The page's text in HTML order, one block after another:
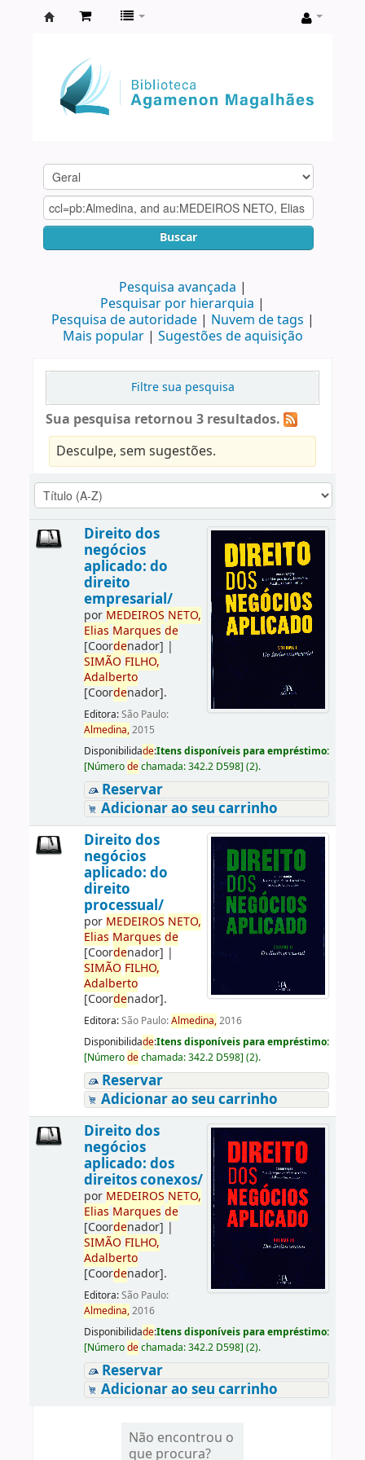
Agamenon
Magalhães
Buscar
Pesquisa avançada
Pesquisar por hierarquia
Pesquisa de autoridade
Nuvem de tags
Mais popular
Sugestões de aquisição
Filtre sua pesquisa
Sua pesquisa retornou 3 resultados.
Desculpe, sem sugestões.
Direito dos
negócios
aplicado: do
direito
empresarial/
por MEDEIROS NETO,
Elias Marques de
[Coordenador] |
SIMÃO FILHO,
Adalberto
[Coordenador].
Editora:São Paulo:
Almedina,2015
Disponibilidade:Itens disponíveis para empréstimo:
[Númerodechamada:342.2 D598] (2).
Reservar
Adicionar ao seu carrinho
Direito dos
negócios
aplicado: do
direito
processual/
por MEDEIROS NETO,
Elias Marques de
[Coordenador] |
SIMÃO FILHO,
Adalberto
[Coordenador].
Editora:São Paulo:Almedina,2016
Disponibilidade:Itens disponíveis para empréstimo:
[Númerodechamada:342.2 D598] (2).
Reservar
Adicionar ao seu carrinho
Direito dos
negócios
aplicado: dos
direitos conexos/
por MEDEIROS NETO,
Elias Marques de
[Coordenador] |
SIMÃO FILHO,
Adalberto
[Coordenador].
Editora:São Paulo:
Almedina,2016
Disponibilidade:Itens disponíveis para empréstimo:
[Númerodechamada:342.2 D598] (2).
Reservar
Adicionar ao seu carrinho
Não encontrou o
que procura?